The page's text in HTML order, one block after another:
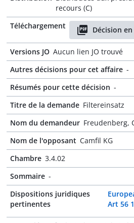
recours (C)
Téléchargement
Décision
Versions JO Aucun lien JO trouvé
Autres décisions pour cet affaire -
Résumés pour cette décision -
Titre de la demande Filtereinsatz
Nom du demandeur Freudenberg,
Nom de l'opposant Camfil KG
Chambre 3.4.02
Sommaire -
Dispositions juridiques
pertinentes
Art 56